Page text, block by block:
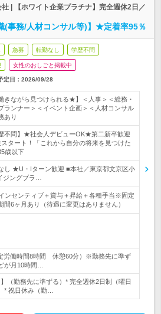
| 【ホワイト企業プラチナ】完全週休2日／
(事務/人材コンサル等)】★定着率95％
急募 転勤なし 学歴不問
女性のおしごと掲載中
定日： 2026/09/28
きながら見つけられる★】＜人事＞＜総務・
ランナー＞＜イベント企画＞＜人材コンサル
あり
不問】★社会人デビューOK★第二新卒歓迎
タート！「これから自分の将来を見つけた
歳以下
し ★U・Iターン歓迎 ■本社／東京都文京区小
ジングプラ…
ンセンティブ＋賞与＋昇給＋各種手当※固定
6ヶ月あり（待遇に変更はありません）
労働時間8時間 休憩60分）※勤務先に準ず
が月10時間…
（勤務先に準ずる）* 完全週休2日制（曜日
* 祝日休み（勤…